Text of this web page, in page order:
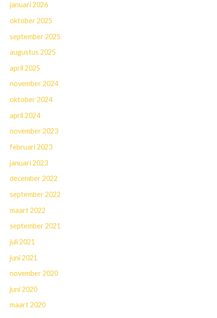
januari 2026
oktober 2025
september 2025
augustus 2025
april 2025
november 2024
oktober 2024
april 2024
november 2023
februari 2023
januari 2023
december 2022
september 2022
maart 2022
september 2021
juli 2021
juni 2021
november 2020
juni 2020
maart 2020